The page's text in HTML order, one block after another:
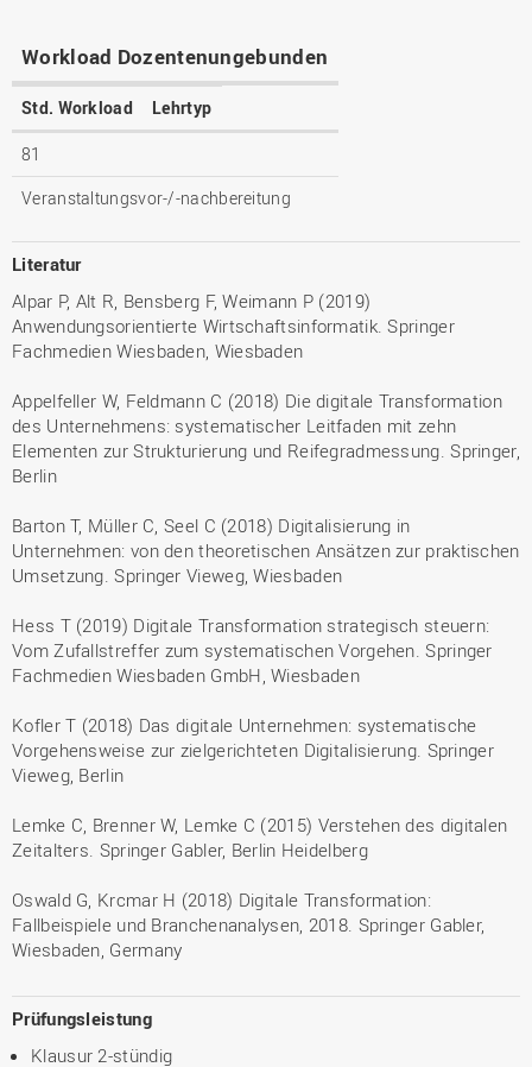
Workload Dozentenungebunden
Std. Workload Lehrtyp
81
Veranstaltungsvor-/-nachbereitung
Literatur
Alpar P, Alt R, Bensberg F, Weimann P (2019)
Anwendungsorientierte Wirtschaftsinformatik. Springer
Fachmedien Wiesbaden, Wiesbaden
Appelfeller W, Feldmann C (2018) Die digitale Transformation
des Unternehmens: systematischer Leitfaden mit zehn
Elementen zur Strukturierung und Reifegradmessung. Springer,
Berlin
Barton T, Müller C, Seel C (2018) Digitalisierung in
Unternehmen: von den theoretischen Ansätzen zur praktischen
Umsetzung. Springer Vieweg, Wiesbaden
Hess T (2019) Digitale Transformation strategisch steuern:
Vom Zufallstreffer zum systematischen Vorgehen. Springer
Fachmedien Wiesbaden GmbH, Wiesbaden
Kofler T (2018) Das digitale Unternehmen: systematische
Vorgehensweise zur zielgerichteten Digitalisierung. Springer
Vieweg, Berlin
Lemke C, Brenner W, Lemke C (2015) Verstehen des digitalen
Zeitalters. Springer Gabler, Berlin Heidelberg
Oswald G, Krcmar H (2018) Digitale Transformation:
Fallbeispiele und Branchenanalysen, 2018. Springer Gabler,
Wiesbaden, Germany
Prüfungsleistung
Klausur 2-stündig